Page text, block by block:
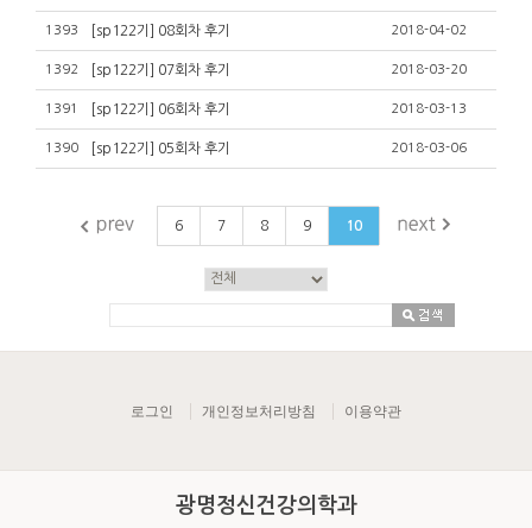
1393 [sp122기] 08회차 후기 2018-04-02
1392 [sp122기] 07회차 후기 2018-03-20
1391 [sp122기] 06회차 후기 2018-03-13
1390 [sp122기] 05회차 후기 2018-03-06
6 7 8 9 10
로그인 개인정보처리방침 이용약관
광명정신건강의학과